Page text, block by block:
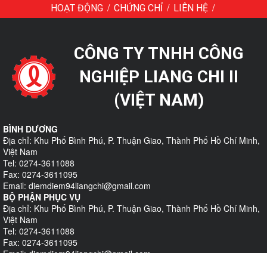
HOẠT ĐỘNG / CHỨNG CHỈ / LIÊN HỆ /
CÔNG TY TNHH CÔNG
NGHIỆP LIANG CHI II
(VIỆT NAM)
BÌNH DƯƠNG
Địa chỉ: Khu Phố Bình Phú, P. Thuận Giao, Thành Phố Hồ Chí Minh,
Việt Nam
Tel: 0274-3611088
Fax: 0274-3611095
Email: diemdiem94liangchi@gmail.com
BỘ PHẬN PHỤC VỤ
Địa chỉ: Khu Phố Bình Phú, P. Thuận Giao, Thành Phố Hồ Chí Minh,
Việt Nam
Tel: 0274-3611088
Fax: 0274-3611095